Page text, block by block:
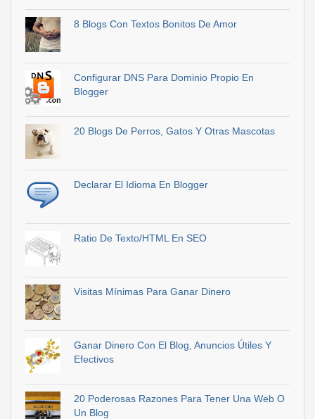
8 Blogs Con Textos Bonitos De Amor
Configurar DNS Para Dominio Propio En
Blogger
20 Blogs De Perros, Gatos Y Otras Mascotas
Declarar El Idioma En Blogger
Ratio De Texto/HTML En SEO
Visitas Mínimas Para Ganar Dinero
Ganar Dinero Con El Blog, Anuncios Útiles Y
Efectivos
20 Poderosas Razones Para Tener Una Web O
Un Blog